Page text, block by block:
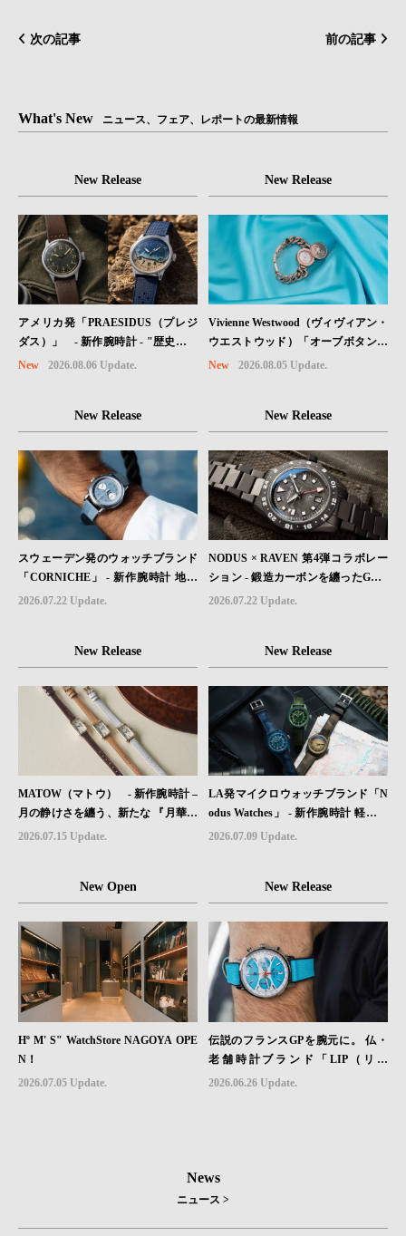
次の記事 前の記事
What's New ニュース、フェア、レポートの最新情報
New Release
アメリカ発「PRAESIDUS（プレジ
ダス）」 - 新作腕時計 - "歴史を身
に着ける“ -戦場を駆け抜けたWillys
込めた「A-11」コレクション2種類
New 2026.08.06 Update.
New Release
Vivienne Westwood（ヴィヴィアン・
ウエストウッド）「オーブボタン」
コレクションに、⽇本限定カラーの
New 2026.08.05 Update.
New Release
スウェーデン発のウォッチブランド
「CORNICHE」 - 新作腕時計 地中
海の夏を映す、爽やかなブルーダイ
2026.07.22 Update.
New Release
NODUS × RAVEN 第4弾コラボレー
ション - 鍛造カーボンを纏ったGMT
ウォッチ「TRAILTREKKER CARB
2026.07.22 Update.
New Release
MATOW（マトウ） - 新作腕時計 –
月の静けさを纏う、新たな 『月華』
レザーモデル４型登場。
2026.07.15 Update.
New Release
LA発マイクロウォッチブランド「N
odus Watches」 - 新作腕時計 軽さと
堅牢性を両立したフィールドウォッ
2026.07.09 Update.
New Open
Hº M' S" WatchStore NAGOYA OPE
N！
2026.07.05 Update.
New Release
伝説のフランスGPを腕元に。 仏・
老舗時計ブランド「LIP（リッ
プ）」、世界限定1,906本のクロノグ
2026.06.26 Update.
News
ニュース >